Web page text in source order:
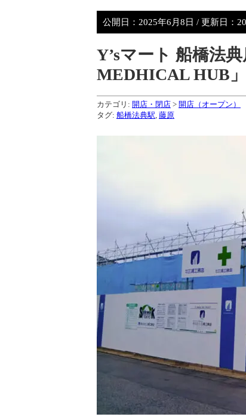
公開日： 2025年6月8日 / 更新日：
Y’sマート 船橋法
MEDHICAL HUB
カテゴリ: 開店・閉店 > 開店（オープン）
タグ: 船橋法典駅 藤原